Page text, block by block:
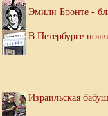
Эмили Бронте -
В Петербурге
Израильская